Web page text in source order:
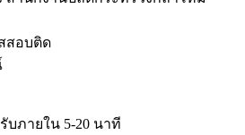
สอบติด
บภายใน 5-20 นาที